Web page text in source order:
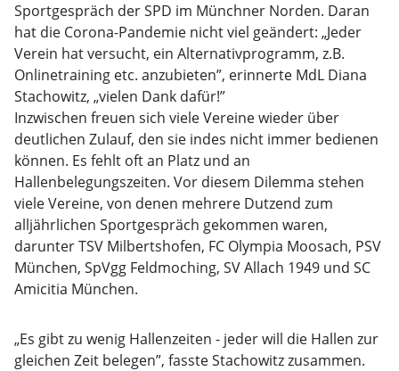
Sportgespräch der SPD im Münchner Norden. Daran
hat die Corona-Pandemie nicht viel geändert: „Jeder
Verein hat versucht, ein Alternativprogramm, z.B.
Onlinetraining etc. anzubieten”, erinnerte MdL Diana
Stachowitz, „vielen Dank dafür!”
Inzwischen freuen sich viele Vereine wieder über
deutlichen Zulauf, den sie indes nicht immer bedienen
können. Es fehlt oft an Platz und an
Hallenbelegungszeiten. Vor diesem Dilemma stehen
viele Vereine, von denen mehrere Dutzend zum
alljährlichen Sportgespräch gekommen waren,
darunter TSV Milbertshofen, FC Olympia Moosach, PSV
München, SpVgg Feldmoching, SV Allach 1949 und SC
Amicitia München.
„Es gibt zu wenig Hallenzeiten - jeder will die Hallen zur
gleichen Zeit belegen”, fasste Stachowitz zusammen.